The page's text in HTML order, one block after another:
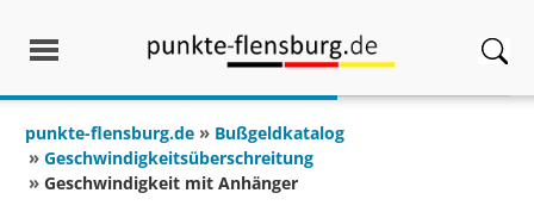
punkte-flensburg.de
Bußgeldkatalog
Geschwindigkeitsüberschreitung
Geschwindigkeit mit Anhänger